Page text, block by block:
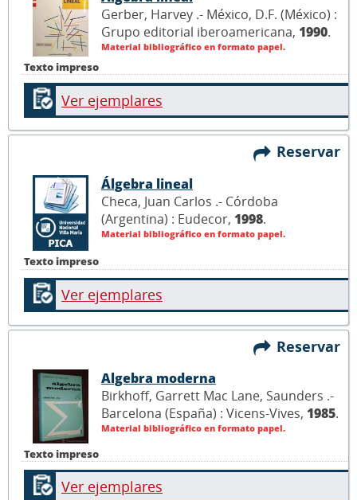
Texto impreso
Gerber, Harvey .- México, D.F. (México) :
Grupo editorial iberoamericana, 1990.
Material bibliográfico en formato papel.
Ver ejemplares
Reservar
Texto impreso
Álgebra lineal
Checa, Juan Carlos .- Córdoba
(Argentina) : Eudecor, 1998.
Material bibliográfico en formato papel.
Ver ejemplares
Reservar
Texto impreso
Algebra moderna
Birkhoff, Garrett Mac Lane, Saunders .-
Barcelona (España) : Vicens-Vives, 1985.
Material bibliográfico en formato papel.
Ver ejemplares